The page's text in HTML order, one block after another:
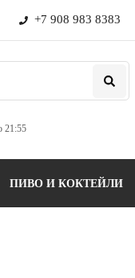
+7 908 983 8383
21:55
ПИВО И КОКТЕЙЛИ